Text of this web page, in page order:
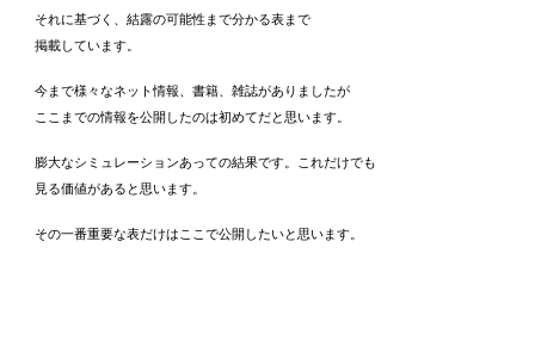
それに基づく、結露の可能性まで分かる表まで
掲載しています。
今まで様々なネット情報、書籍、雑誌がありましたが
ここまでの情報を公開したのは初めてだと思います。
膨大なシミュレーションあっての結果です。これだけでも
見る価値があると思います。
その一番重要な表だけはここで公開したいと思います。